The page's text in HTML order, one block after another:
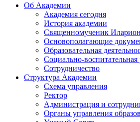
Об Академии
Академия сегодня
История академии
Священномученик Иларион
Основополагающие
Образовательная
Социально-воспитательная
Сотрудничество
Структура Академии
Схема управления
Ректор
Администрация и
Органы управления